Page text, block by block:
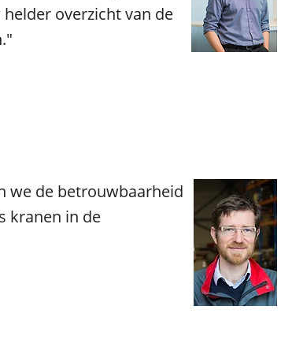
overzicht van de
we de betrouwbaarheid
kranen in de